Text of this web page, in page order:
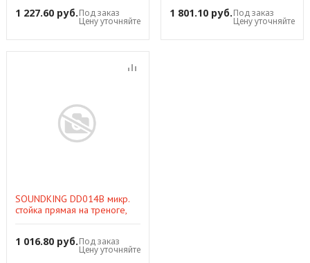
1 227.60 руб.Под заказ
Цену уточняйте
сталь, черная
1 801.10 руб.Под заказ
Цену уточняйте
SOUNDKING DD014B микр.
стойка прямая на треноге,
1 016.80 руб.Под заказ
Цену уточняйте